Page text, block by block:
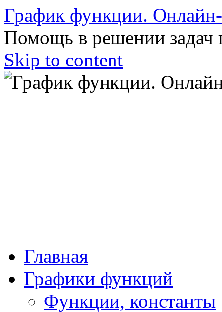
График функции.
Помощь в решении задач
Skip to content
Главная
Графики функций
Функции, константы